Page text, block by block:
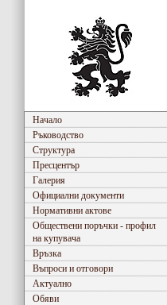
Начало
Ръководство
Структура
Пресцентър
Галерия
Официални документи
Нормативни актове
Обществени поръчки - профил
на купувача
Връзка
Въпроси и отговори
Актуално
Обяви